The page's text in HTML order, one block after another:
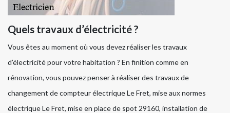
Quels travaux d’électricité ?
Vous êtes au moment où vous devez réaliser les travaux
d’électricité pour votre habitation ? En finition comme en
rénovation, vous pouvez penser à réaliser des travaux de
changement de compteur électrique Le Fret, mise aux normes
électrique Le Fret, mise en place de spot 29160, installation de